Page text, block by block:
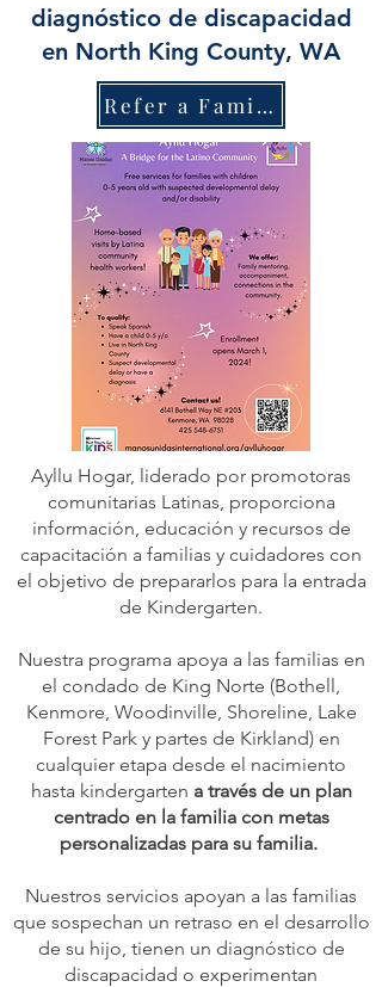
diagnóstico de discapacidad
en North King County, WA
Refer a Family
Ayllu Hogar, liderado por promotoras
comunitarias Latinas, proporciona
información, educación y recursos de
capacitación a familias y cuidadores con
el objetivo de prepararlos para la entrada
de Kindergarten.
Nuestra programa apoya a las familias en
el condado de King Norte (Bothell,
Kenmore, Woodinville, Shoreline, Lake
Forest Park y partes de Kirkland) en
cualquier etapa desde el nacimiento
hasta kindergarten a través de un plan
centrado en la familia con metas
personalizadas para su familia.
Nuestros servicios apoyan a las familias
que sospechan un retraso en el desarrollo
de su hijo, tienen un diagnóstico de
discapacidad o experimentan